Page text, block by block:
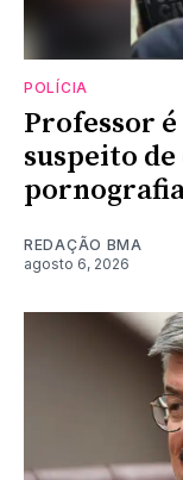
POLÍCIA
Professor
suspeito
REDAÇÃO BMA
agosto 6, 2026